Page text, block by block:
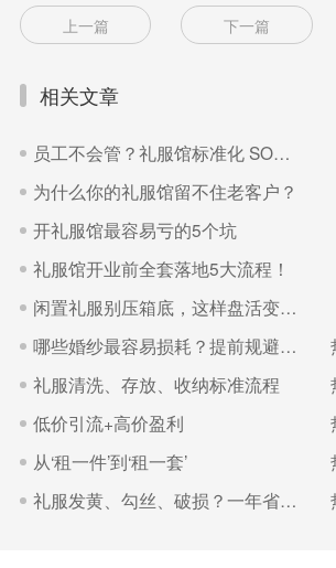
上一篇 下一篇
相关文章
员工不会管？礼服馆标准化 SOP 直接抄
为什么你的礼服馆留不住老客户？
开礼服馆最容易亏的5个坑
礼服馆开业前全套落地5大流程！
闲置礼服别压箱底，这样盘活变现金
哪些婚纱最容易损耗？提前规避减少损失
礼服清洗、存放、收纳标准流程
低价引流+高价盈利
从‘租一件’到‘租一套’
礼服发黄、勾丝、破损？一年省下几千块养护法